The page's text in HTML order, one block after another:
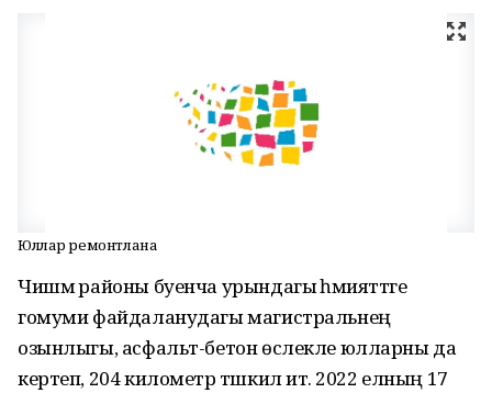
Юллар ремонтлана
Чишмә районы буенча урындагы әһәмияттәге
гомуми файдаланудагы магистральнең
озынлыгы, асфальт-бетон өслекле юлларны да
кертеп, 204 километр тәшкил итә. 2022 елның 17